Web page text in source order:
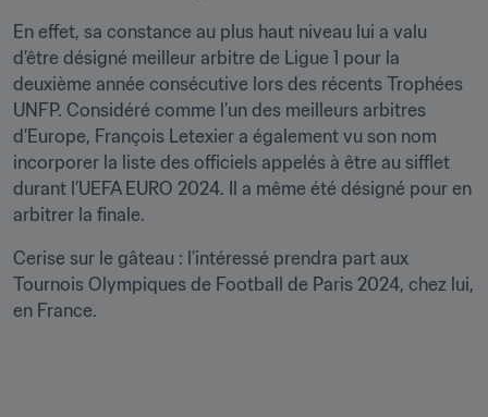
En effet, sa constance au plus haut niveau lui a valu
d’être désigné meilleur arbitre de Ligue 1 pour la
deuxième année consécutive lors des récents Trophées
UNFP. Considéré comme l’un des meilleurs arbitres
d’Europe, François Letexier a également vu son nom
incorporer la liste des officiels appelés à être au sifflet
durant l’UEFA EURO 2024. Il a même été désigné pour en
arbitrer la finale.
Cerise sur le gâteau : l’intéressé prendra part aux
Tournois Olympiques de Football de Paris 2024, chez lui,
en France.